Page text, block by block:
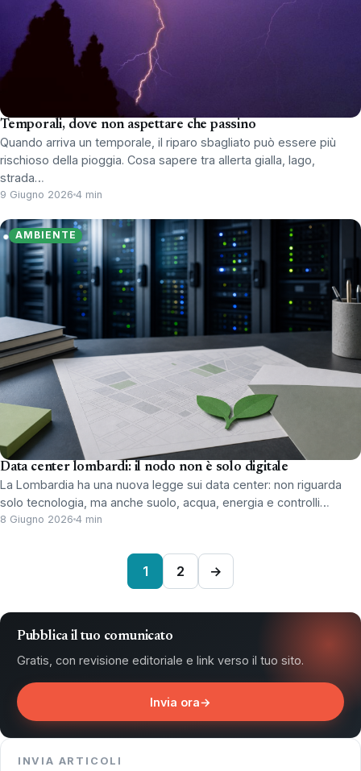
Temporali, dove non aspettare che passino
Quando arriva un temporale, il riparo sbagliato può essere più
rischioso della pioggia. Cosa sapere tra allerta gialla, lago,
strada…
9 Giugno 2026 4 min
AMBIENTE
Data center lombardi: il nodo non è solo digitale
La Lombardia ha una nuova legge sui data center: non riguarda
solo tecnologia, ma anche suolo, acqua, energia e controlli…
8 Giugno 2026 4 min
1 2 →
Pubblica il tuo comunicato
Gratis, con revisione editoriale e link verso il tuo sito.
Invia ora→
INVIA ARTICOLI